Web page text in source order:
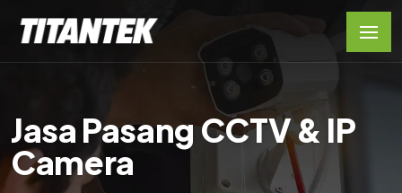
Jasa Pasang CCTV & IP
Camera